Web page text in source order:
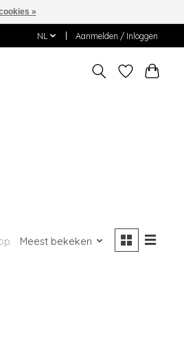
NL Aanmelden / Inloggen
Meest bekeken
»